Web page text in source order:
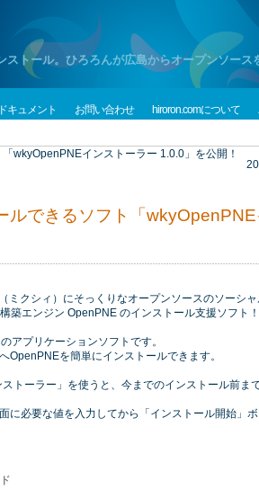
トール。ひろろんが広島からオープンソース
ドキュメント お問い合わせ hiroron.comについて
wkyOpenPNEインストーラー 1.0.0」を公開！
ルできるソフト「wkyOpenPNE
ミクシィ）にそっくりなオープンソースのソーシ
築エンジン OpenPNE のインストール支援ソフト！
アプリケーションソフトです。
OpenPNEを簡単にインストールできます。
トーラー」を使うと、今までのインストール前ま
に必要な値を入力してから「インストール開始」ボ